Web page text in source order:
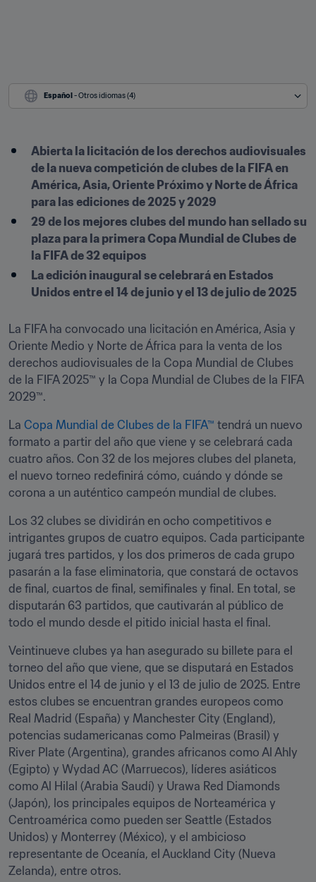
Español - Otros idiomas (4)
Abierta la licitación de los derechos audiovisuales
de la nueva competición de clubes de la FIFA en
América, Asia, Oriente Próximo y Norte de África
para las ediciones de 2025 y 2029
29 de los mejores clubes del mundo han sellado su
plaza para la primera Copa Mundial de Clubes de
la FIFA de 32 equipos
La edición inaugural se celebrará en Estados
Unidos entre el 14 de junio y el 13 de julio de 2025
La FIFA ha convocado una licitación en América, Asia y
Oriente Medio y Norte de África para la venta de los
derechos audiovisuales de la Copa Mundial de Clubes
de la FIFA 2025™ y la Copa Mundial de Clubes de la FIFA
2029™.
La Copa Mundial de Clubes de la FIFA™ tendrá un nuevo
formato a partir del año que viene y se celebrará cada
cuatro años. Con 32 de los mejores clubes del planeta,
el nuevo torneo redefinirá cómo, cuándo y dónde se
corona a un auténtico campeón mundial de clubes.
Los 32 clubes se dividirán en ocho competitivos e
intrigantes grupos de cuatro equipos. Cada participante
jugará tres partidos, y los dos primeros de cada grupo
pasarán a la fase eliminatoria, que constará de octavos
de final, cuartos de final, semifinales y final. En total, se
disputarán 63 partidos, que cautivarán al público de
todo el mundo desde el pitido inicial hasta el final.
Veintinueve clubes ya han asegurado su billete para el
torneo del año que viene, que se disputará en Estados
Unidos entre el 14 de junio y el 13 de julio de 2025. Entre
estos clubes se encuentran grandes europeos como
Real Madrid (España) y Manchester City (England),
potencias sudamericanas como Palmeiras (Brasil) y
River Plate (Argentina), grandes africanos como Al Ahly
(Egipto) y Wydad AC (Marruecos), líderes asiáticos
como Al Hilal (Arabia Saudí) y Urawa Red Diamonds
(Japón), los principales equipos de Norteamérica y
Centroamérica como pueden ser Seattle (Estados
Unidos) y Monterrey (México), y el ambicioso
representante de Oceanía, el Auckland City (Nueva
Zelanda), entre otros.